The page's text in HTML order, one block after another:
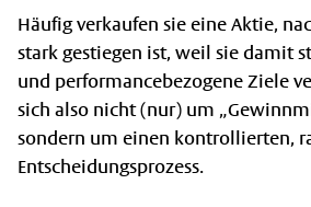
Häufig verkaufen sie eine Aktie,
stark gestiegen ist, weil sie damit
und performancebezogene Ziele
sich also nicht (nur) um
sondern um einen kontrollierten,
Entscheidungsprozess.